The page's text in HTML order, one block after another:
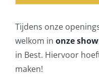
Tijdens onze
welkom in onze
in Best. Hiervoor
maken!